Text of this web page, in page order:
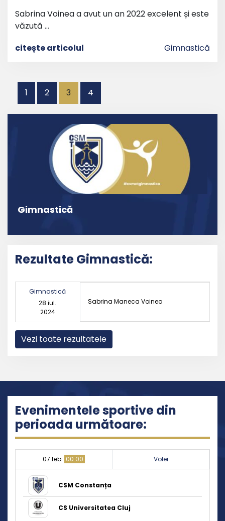
Sabrina Voinea a avut un an 2022 excelent și este
văzută …
citește articolul
Gimnastică
Paginație
articole
1 2 3 4
Gimnastică
Rezultate Gimnastică:
Gimnastică
28 iul.
2024
Sabrina Maneca Voinea
Vezi toate rezultatele
Evenimentele sportive din
perioada următoare:
07 feb. 00:00 Volei
CSM Constanța
CS Universitatea Cluj